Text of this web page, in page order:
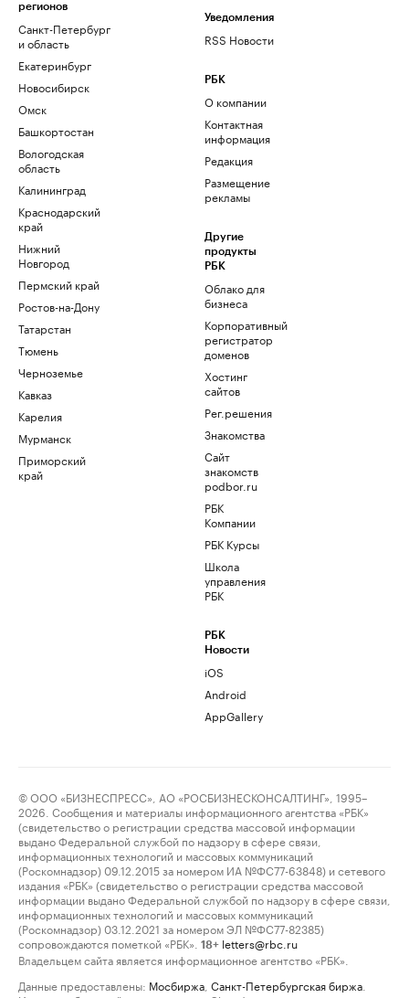
регионов
Санкт-Петербург
и область
Екатеринбург
Новосибирск
Омск
Башкортостан
Вологодская
область
Калининград
Краснодарский
край
Нижний
Новгород
Пермский край
Ростов-на-Дону
Татарстан
Тюмень
Черноземье
Кавказ
Карелия
Мурманск
Приморский
край
Уведомления
RSS Новости
РБК
О компании
Контактная
информация
Редакция
Размещение
рекламы
Другие
продукты
РБК
Облако для
бизнеса
Корпоративный
регистратор
доменов
Хостинг
сайтов
Рег.решения
Знакомства
Сайт
знакомств
podbor.ru
РБК
Компании
РБК Курсы
Школа
управления
РБК
РБК
Новости
iOS
Android
AppGallery
© ООО «БИЗНЕСПРЕСС», АО «РОСБИЗНЕСКОНСАЛТИНГ», 1995–
2026. Сообщения и материалы информационного агентства «РБК»
(свидетельство о регистрации средства массовой информации
выдано Федеральной службой по надзору в сфере связи,
информационных технологий и массовых коммуникаций
(Роскомнадзор) 09.12.2015 за номером ИА №ФС77-63848) и сетевого
издания «РБК» (свидетельство о регистрации средства массовой
информации выдано Федеральной службой по надзору в сфере связи,
информационных технологий и массовых коммуникаций
(Роскомнадзор) 03.12.2021 за номером ЭЛ №ФС77-82385)
сопровождаются пометкой «РБК».
18+ letters@rbc.ru
Владельцем сайта является информационное агентство «РБК».
Данные предоставлены: Мосбиржа Санкт-Петербургская биржа